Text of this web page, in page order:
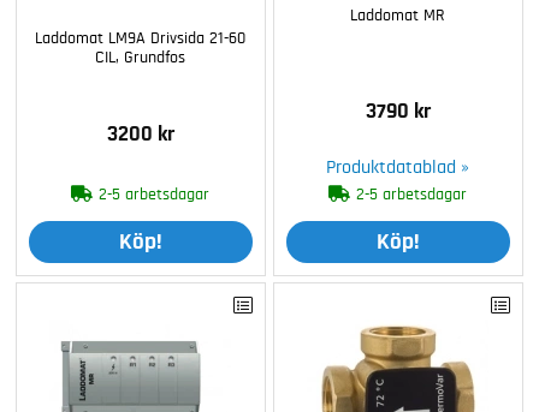
Laddomat LM9A Drivsida 21-60
CIL, Grundfos
3200 kr
2-5 arbetsdagar
Köp!
Laddomat MR
3790 kr
Produktdatablad »
2-5 arbetsdagar
Köp!